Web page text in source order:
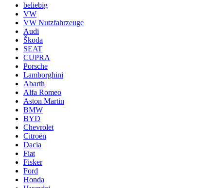
beliebig
VW
VW Nutzfahrzeuge
Audi
Škoda
SEAT
CUPRA
Porsche
Lamborghini
Abarth
Alfa Romeo
Aston Martin
BMW
BYD
Chevrolet
Citroën
Dacia
Fiat
Fisker
Ford
Honda